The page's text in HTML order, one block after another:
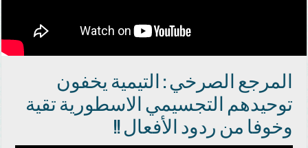
المرجع الصرخي : التيمية يخفون
توحيدهم التجسيمي الاسطورية تقية
وخوفا من ردود الأفعال !!